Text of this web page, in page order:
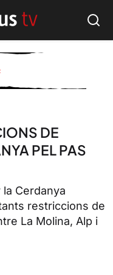
DE
PEL PAS
Cerdanya
restriccions de
La Molina, Alp i